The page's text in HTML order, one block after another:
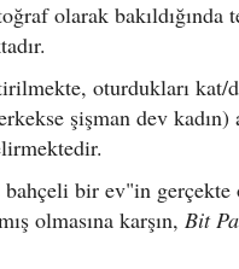
olarak bakıldığında
oturdukları
şişman dev
bir ev"in gerçekte
olmasına karşın, Bit